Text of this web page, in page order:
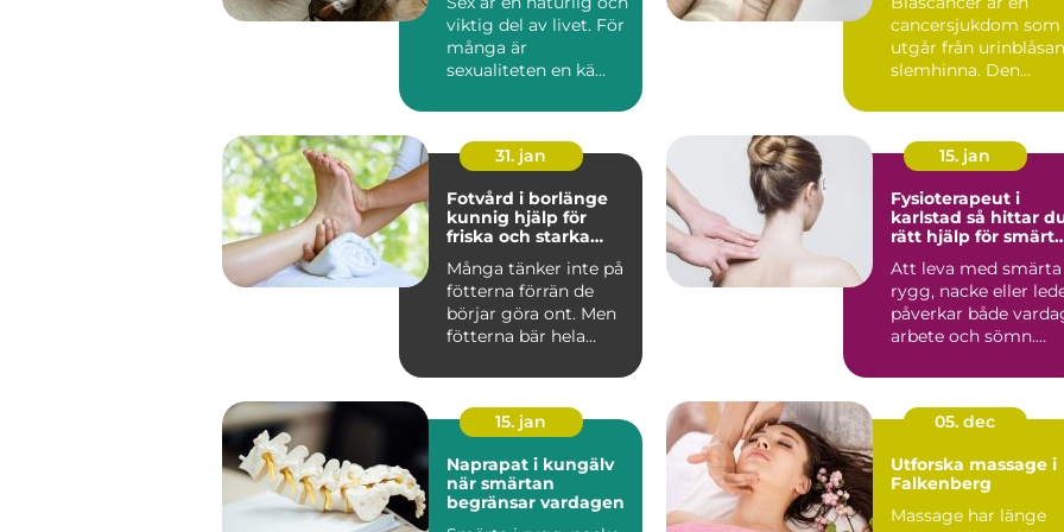
viktig del av livet. För
många är
sexualiteten en kä...
cancersjukdom som
utgår från
slemhinna. Den
person...
31. jan
Fotvård i borlänge
kunnig hjälp för
friska och starka
Många tänker inte på
fötterna förrän de
börjar göra ont. Men
fötterna bär hela
e...
15. jan
Fysioterapeut i
karlstad så hittar du
rätt hjälp för smärta
Att leva med smärta
rygg, nacke eller
påverkar både
arbete och sömn.
15. jan
Naprapat i kungälv
när smärtan
begränsar vardagen
05. dec
Utforska massage i
Falkenberg
Massage har länge